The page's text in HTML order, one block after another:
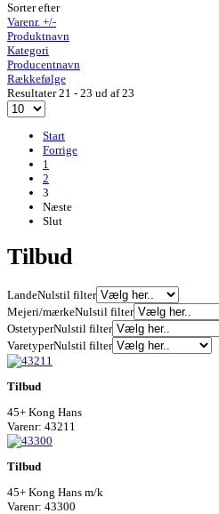
Sorter efter
Varenr. +/-
Produktnavn
Kategori
Producentnavn
Rækkefølge
Resultater 21 - 23 ud af 23
Start
Forrige
1
2
3
Næste
Slut
Tilbud
LandeNulstil filter
Mejeri/mærkeNulstil filter
OstetyperNulstil filter
VaretyperNulstil filter
Tilbud
45+ Kong Hans
Varenr: 43211
Tilbud
45+ Kong Hans m/k
Varenr: 43300